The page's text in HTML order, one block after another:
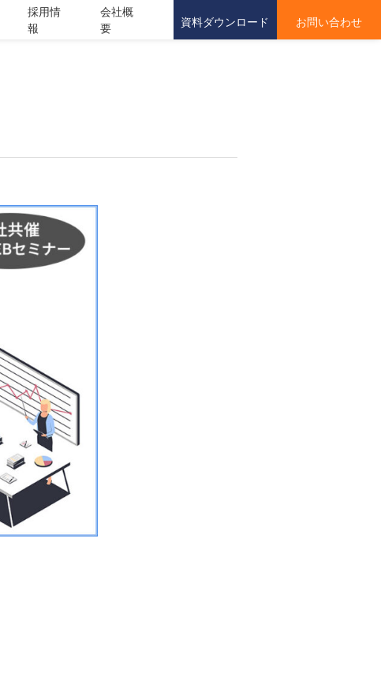
採用情
報
会社概
要
資料ダウンロード お問い合わせ